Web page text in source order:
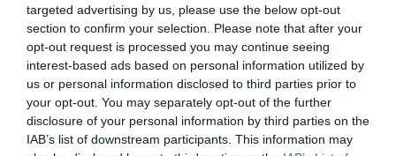
targeted advertising by us, please use the below opt-out
section to confirm your selection. Please note that after your
opt-out request is processed you may continue seeing
interest-based ads based on personal information utilized by
us or personal information disclosed to third parties prior to
your opt-out. You may separately opt-out of the further
disclosure of your personal information by third parties on the
IAB’s list of downstream participants. This information may